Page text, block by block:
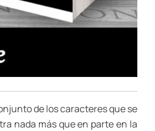
de los caracteres que se
nada más que en parte en la